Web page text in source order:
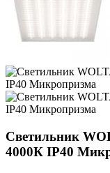
Светильник
4000К IP40